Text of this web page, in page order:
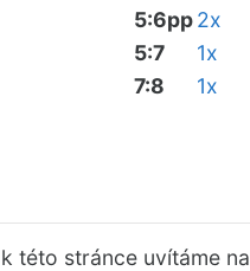
5:6pp2x
5:7
1x
7:8
1x
této stránce uvítáme na